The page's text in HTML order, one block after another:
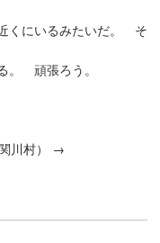
くにいるみたいだ。 そ
。 頑張ろう。
川村） →